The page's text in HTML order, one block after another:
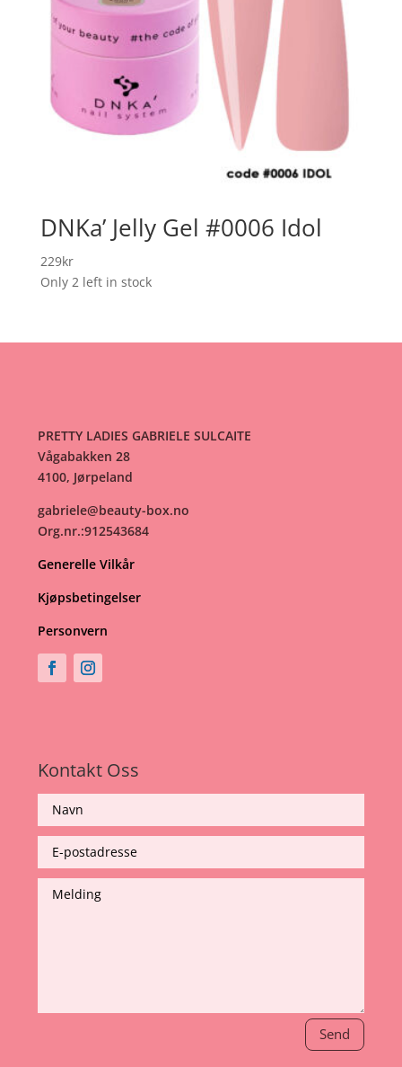
DNKa’ Jelly Gel #0006 Idol
229kr
Only 2 left in stock
PRETTY LADIES GABRIELE SULCAITE
Vågabakken 28
4100, Jørpeland
gabriele@beauty-box.no
Org.nr.:912543684
Generelle Vilkår
Kjøpsbetingelser
Personvern
Kontakt Oss
Send